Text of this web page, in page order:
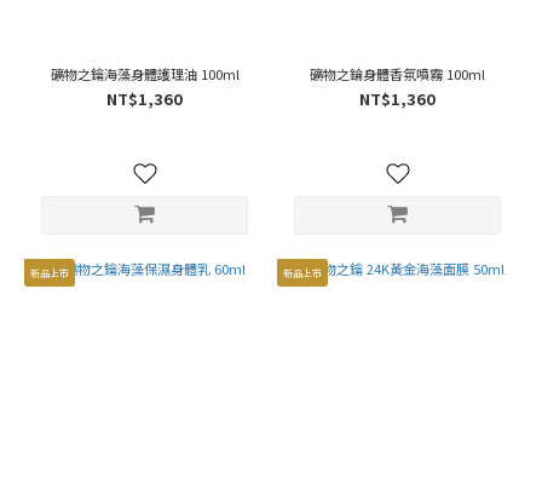
礦物之鑰海藻身體護理油 100ml
NT$1,360
礦物之錀身體香氛噴霧 100ml
NT$1,360
新品上市 新品上市